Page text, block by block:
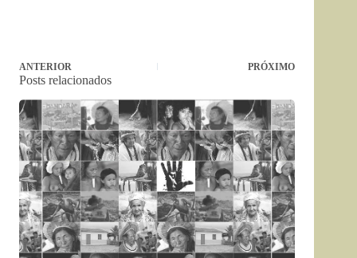
ANTERIOR PRÓXIMO
Posts relacionados